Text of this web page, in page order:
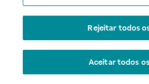
Rejeitar todos
Aceitar todos